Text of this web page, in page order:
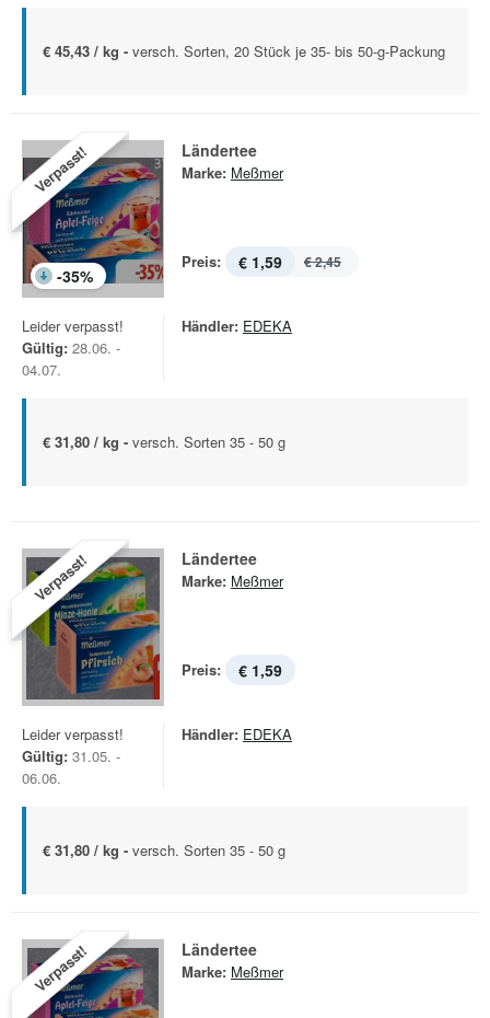
€ 45,43 / kg - versch. Sorten, 20 Stück je 35- bis 50-g-Packung
Verpasst!
-35%
Ländertee
Marke: Meßmer
Preis: € 1,59 € 2,45
Leider verpasst!
Gültig: 28.06. -
04.07.
Händler: EDEKA
€ 31,80 / kg - versch. Sorten 35 - 50 g
Verpasst! Ländertee
Marke: Meßmer
Preis: € 1,59
Leider verpasst!
Gültig: 31.05. -
06.06.
Händler: EDEKA
€ 31,80 / kg - versch. Sorten 35 - 50 g
Verpasst! Ländertee
Marke: Meßmer